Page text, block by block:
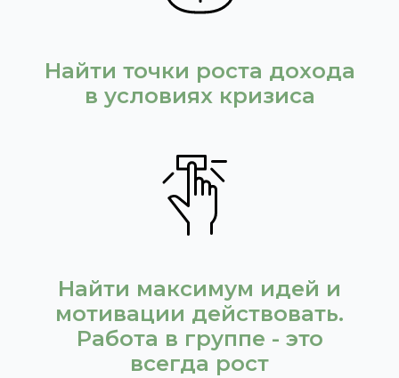
Найти точки роста дохода
в условиях кризиса
Найти максимум идей и
мотивации действовать.
Работа в группе - это
всегда рост